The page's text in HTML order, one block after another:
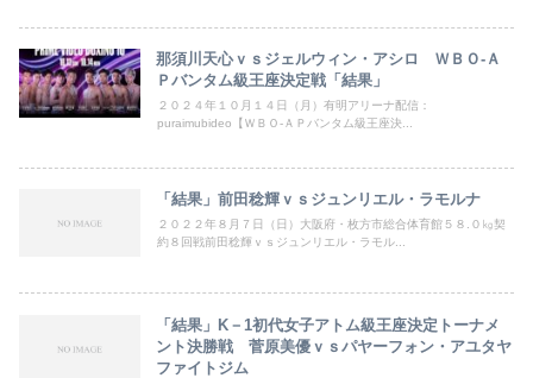
那須川天心ｖｓジェルウィン・アシロ ＷＢＯ‐Ａ
Ｐバンタム級王座決定戦「結果」
２０２４年１０月１４日（月）有明アリーナ配信：
puraimubideo【ＷＢＯ‐ＡＰバンタム級王座決...
「結果」前田稔輝ｖｓジュンリエル・ラモルナ
２０２２年８月７日（日）大阪府・枚方市総合体育館５８.０㎏契
約８回戦前田稔輝ｖｓジュンリエル・ラモル...
「結果」K－1初代女子アトム級王座決定トーナメ
ント決勝戦 菅原美優ｖｓパヤーフォン・アユタヤ
ファイトジム